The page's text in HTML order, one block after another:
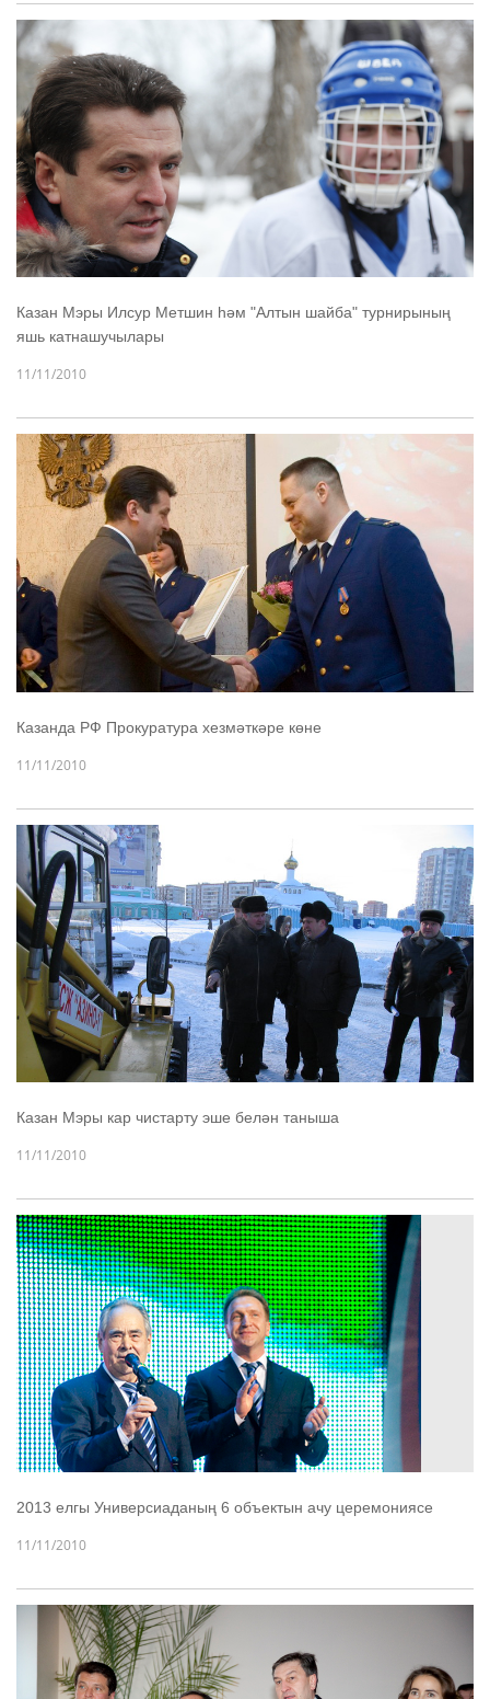
Казан Мэры Илсур Метшин һәм "Алтын шайба" турнирының
яшь катнашучылары
11/11/2010
Казанда РФ Прокуратура хезмәткәре көне
11/11/2010
Казан Мэры кар чистарту эше белән таныша
11/11/2010
2013 елгы Универсиаданың 6 объектын ачу церемониясе
11/11/2010